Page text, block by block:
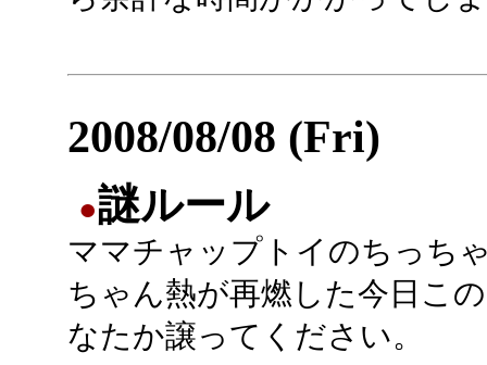
2008/08/08 (Fri)
●謎ルール
ママチャップトイのちっち
ちゃん熱が再燃した今日こ
なたか譲ってください。